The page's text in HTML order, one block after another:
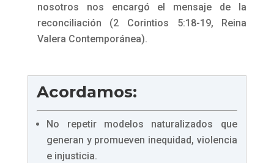
nosotros nos encargó el mensaje de la
reconciliación (2 Corintios 5:18-19, Reina
Valera Contemporánea).
Acordamos:
No repetir modelos naturalizados que
generan y promueven inequidad, violencia
e injusticia.